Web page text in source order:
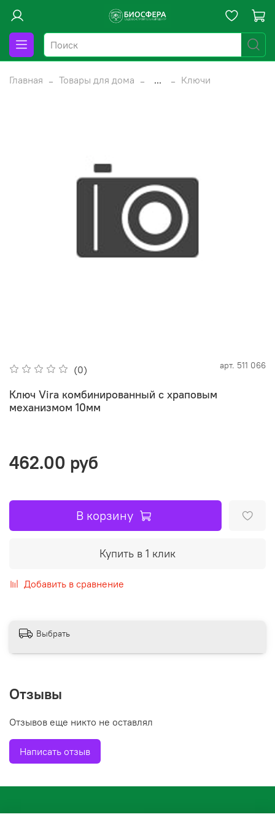
Главная Товары для дома ... Ключи
(0) арт. 511 066
Ключ Vira комбинированный с храповым
механизмом 10мм
462.00 руб
В корзину
Купить в 1 клик
Добавить в сравнение
Выбрать
Отзывы
Отзывов еще никто не оставлял
Написать отзыв